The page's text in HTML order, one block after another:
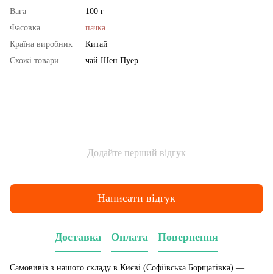
Вага
100 г
Фасовка
пачка
Країна виробник
Китай
Схожі товари
чай Шен Пуер
Додайте перший відгук
Написати відгук
Доставка Оплата Повернення
Самовивіз з нашого складу в Києві (Софіївська Борщагівка) —